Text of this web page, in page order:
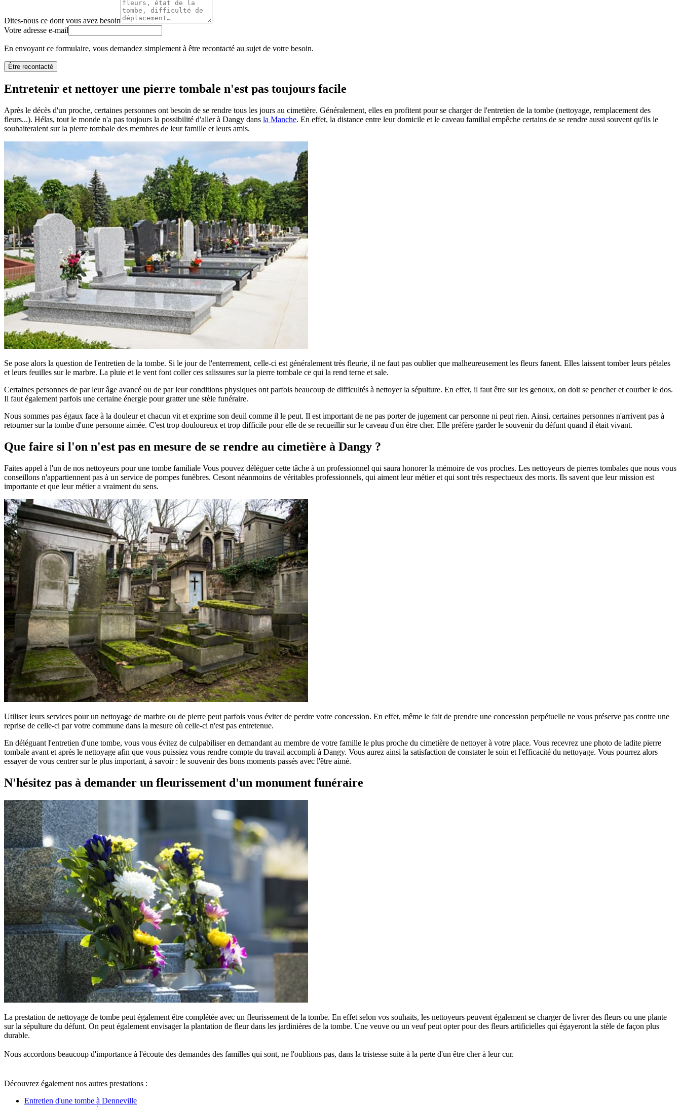
Dites-nous ce dont vous avez besoin
Votre adresse e-mail
En envoyant ce formulaire, vous demandez simplement à être recontacté au sujet de votre besoin.
Être recontacté
Entretenir et nettoyer une pierre tombale n'est pas toujours facile
Après le décès d'un proche, certaines personnes ont besoin de se rendre tous les jours au cimetière. Généralement, elles en profitent pour se charger de l'entretien de la tombe (nettoyage, remplacement des
fleurs...). Hélas, tout le monde n'a pas toujours la possibilité d'aller à Dangy dans la Manche. En effet, la distance entre leur domicile et le caveau familial empêche certains de se rendre aussi souvent qu'ils le
souhaiteraient sur la pierre tombale des membres de leur famille et leurs amis.
Se pose alors la question de l'entretien de la tombe. Si le jour de l'enterrement, celle-ci est généralement très fleurie, il ne faut pas oublier que malheureusement les fleurs fanent. Elles laissent tomber leurs pétales
et leurs feuilles sur le marbre. La pluie et le vent font coller ces salissures sur la pierre tombale ce qui la rend terne et sale.
Certaines personnes de par leur âge avancé ou de par leur conditions physiques ont parfois beaucoup de difficultés à nettoyer la sépulture. En effet, il faut être sur les genoux, on doit se pencher et courber le dos.
Il faut également parfois une certaine énergie pour gratter une stèle funéraire.
Nous sommes pas égaux face à la douleur et chacun vit et exprime son deuil comme il le peut. Il est important de ne pas porter de jugement car personne ni peut rien. Ainsi, certaines personnes n'arrivent pas à
retourner sur la tombe d'une personne aimée. C'est trop douloureux et trop difficile pour elle de se recueillir sur le caveau d'un être cher. Elle préfère garder le souvenir du défunt quand il était vivant.
Que faire si l'on n'est pas en mesure de se rendre au cimetière à Dangy ?
Faites appel à l'un de nos nettoyeurs pour une tombe familiale Vous pouvez déléguer cette tâche à un professionnel qui saura honorer la mémoire de vos proches. Les nettoyeurs de pierres tombales que nous vous
conseillons n'appartiennent pas à un service de pompes funèbres. Cesont néanmoins de véritables professionnels, qui aiment leur métier et qui sont très respectueux des morts. Ils savent que leur mission est
importante et que leur métier a vraiment du sens.
Utiliser leurs services pour un nettoyage de marbre ou de pierre peut parfois vous éviter de perdre votre concession. En effet, même le fait de prendre une concession perpétuelle ne vous préserve pas contre une
reprise de celle-ci par votre commune dans la mesure où celle-ci n'est pas entretenue.
En déléguant l'entretien d'une tombe, vous vous évitez de culpabiliser en demandant au membre de votre famille le plus proche du cimetière de nettoyer à votre place. Vous recevrez une photo de ladite pierre
tombale avant et après le nettoyage afin que vous puissiez vous rendre compte du travail accompli à Dangy. Vous aurez ainsi la satisfaction de constater le soin et l'efficacité du nettoyage. Vous pourrez alors
essayer de vous centrer sur le plus important, à savoir : le souvenir des bons moments passés avec l'être aimé.
N'hésitez pas à demander un fleurissement d'un monument funéraire
La prestation de nettoyage de tombe peut également être complétée avec un fleurissement de la tombe. En effet selon vos souhaits, les nettoyeurs peuvent également se charger de livrer des fleurs ou une plante
sur la sépulture du défunt. On peut également envisager la plantation de fleur dans les jardinières de la tombe. Une veuve ou un veuf peut opter pour des fleurs artificielles qui égayeront la stèle de façon plus
durable.
Nous accordons beaucoup d'importance à l'écoute des demandes des familles qui sont, ne l'oublions pas, dans la tristesse suite à la perte d'un être cher à leur cur.
Découvrez également nos autres prestations :
Entretien d'une tombe à Denneville